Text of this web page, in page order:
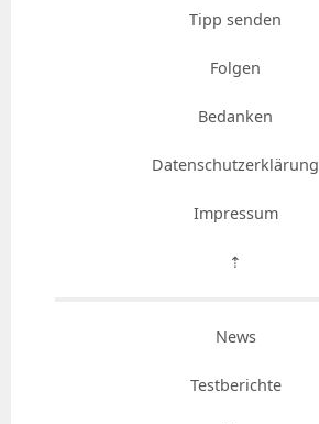
Tipp senden
Folgen
Bedanken
Datenschutzerklärung
Impressum
⇡
News
Testberichte